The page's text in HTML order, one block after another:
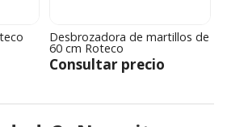
Desbrozadora de martillos de
60 cm Roteco
Consultar precio